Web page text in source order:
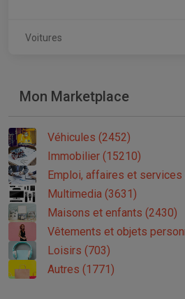
Voitures
Mon Marketplace
Véhicules (2452)
Immobilier (15210)
Emploi, affaires et services
Multimedia (3631)
Maisons et enfants (2430)
Vêtements et objets
Loisirs (703)
Autres (1771)